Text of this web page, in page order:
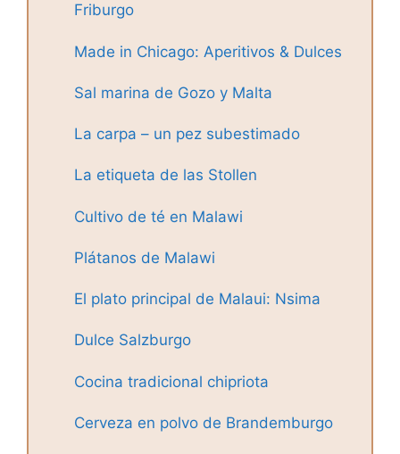
Friburgo
Made in Chicago: Aperitivos & Dulces
Sal marina de Gozo y Malta
La carpa – un pez subestimado
La etiqueta de las Stollen
Cultivo de té en Malawi
Plátanos de Malawi
El plato principal de Malaui: Nsima
Dulce Salzburgo
Cocina tradicional chipriota
Cerveza en polvo de Brandemburgo